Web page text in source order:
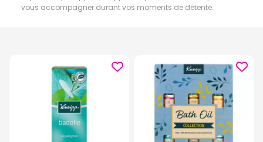
vous accompagner durant vos moments de détente.